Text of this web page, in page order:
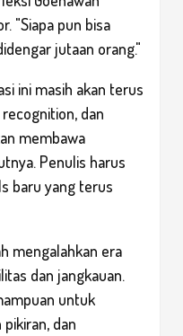
"Siapa pun bisa
jutaan orang."
ini masih akan terus
dan
membawa
Penulis harus
baru yang terus
mengalahkan era
dan jangkauan.
untuk
dan